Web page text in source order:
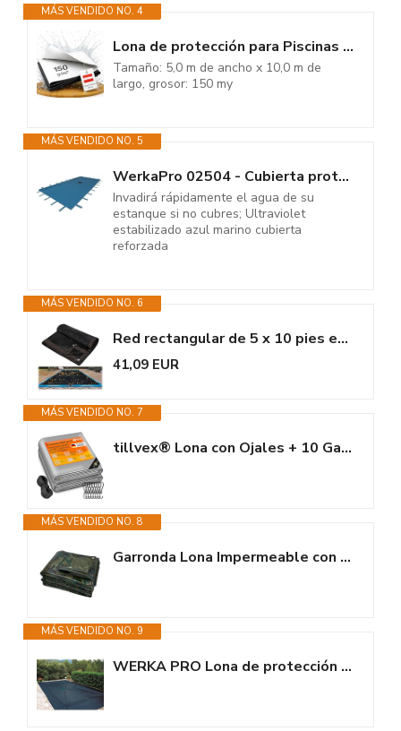
MÁS VENDIDO NO. 4
Lona de protección para Piscinas rectangulares de silo – 5× 10 m...
Tamaño: 5,0 m de ancho x 10,0 m de
largo, grosor: 150 my
MÁS VENDIDO NO. 5
WerkaPro 02504 - Cubierta protectora 6 x 10 m - Para piscina rectangular -...
Invadirá rápidamente el agua de su
estanque si no cubres; Ultraviolet
estabilizado azul marino cubierta
reforzada
MÁS VENDIDO NO. 6
Red rectangular de 5 x 10 pies en el suelo, lona rectangular negra para...
41,09 EUR
MÁS VENDIDO NO. 7
tillvex® Lona con Ojales + 10 Ganchos y Cuerda de 15 m, Lona de 650 g/m²...
MÁS VENDIDO NO. 8
Garronda Lona Impermeable con Ojales – 5x10 m 100 g/m² – Lona PP...
MÁS VENDIDO NO. 9
WERKA PRO Lona de protección 240g/m2 para Piscina Rectangular 5 x 9 m